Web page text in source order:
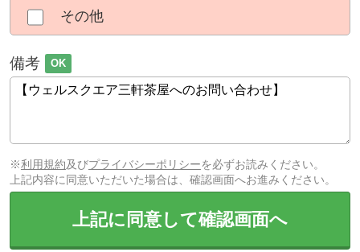
その他
備考 OK
※利用規約及びプライバシーポリシーを必ずお読みください。
上記内容に同意いただいた場合は、確認画面へお進みください。
上記に同意して確認画面へ